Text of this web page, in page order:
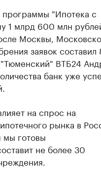
"Ипотека с
1 млрд 600 млн
Москвы,
заявок составил
ВТБ24
банк уже
на спрос на
рынка в
мы готовы
не более 30